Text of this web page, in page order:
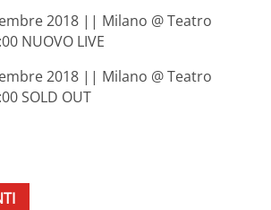
2018 || Milano @ Teatro
NUOVO LIVE
2018 || Milano @ Teatro
SOLD OUT